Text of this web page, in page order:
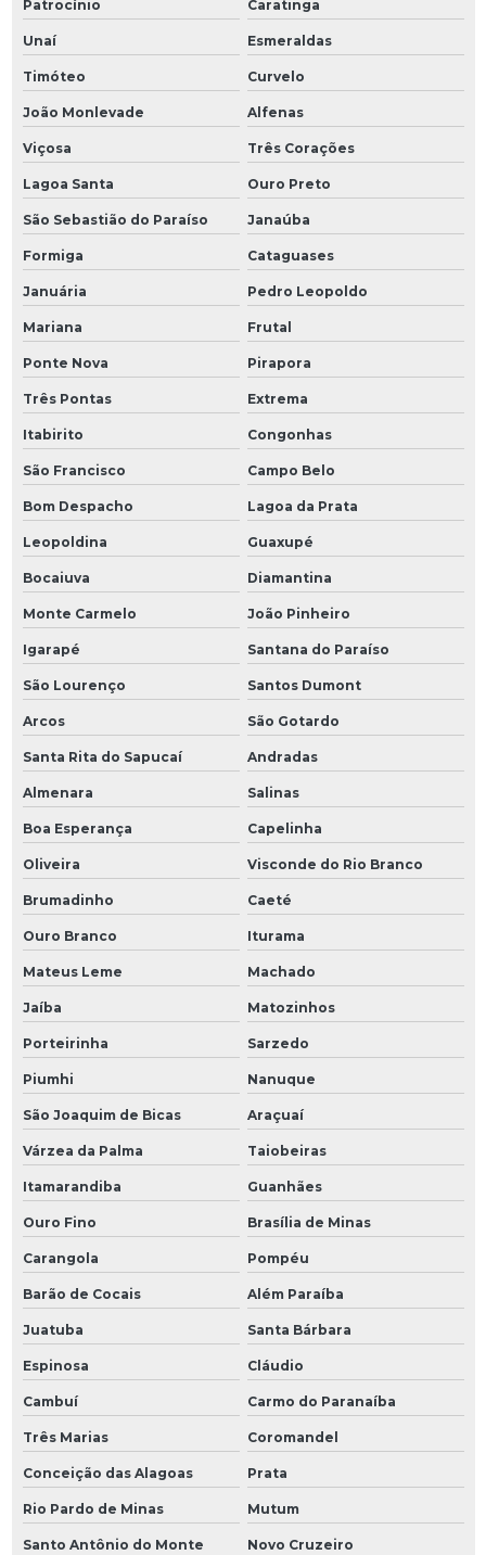
Patrocínio Caratinga
Unaí Esmeraldas
Timóteo Curvelo
João Monlevade Alfenas
Viçosa Três Corações
Lagoa Santa Ouro Preto
São Sebastião do Paraíso Janaúba
Formiga Cataguases
Januária Pedro Leopoldo
Mariana Frutal
Ponte Nova Pirapora
Três Pontas Extrema
Itabirito Congonhas
São Francisco Campo Belo
Bom Despacho Lagoa da Prata
Leopoldina Guaxupé
Bocaiuva Diamantina
Monte Carmelo João Pinheiro
Igarapé Santana do Paraíso
São Lourenço Santos Dumont
Arcos São Gotardo
Santa Rita do Sapucaí Andradas
Almenara Salinas
Boa Esperança Capelinha
Oliveira Visconde do Rio Branco
Brumadinho Caeté
Ouro Branco Iturama
Mateus Leme Machado
Jaíba Matozinhos
Porteirinha Sarzedo
Piumhi Nanuque
São Joaquim de Bicas Araçuaí
Várzea da Palma Taiobeiras
Itamarandiba Guanhães
Ouro Fino Brasília de Minas
Carangola Pompéu
Barão de Cocais Além Paraíba
Juatuba Santa Bárbara
Espinosa Cláudio
Cambuí Carmo do Paranaíba
Três Marias Coromandel
Conceição das Alagoas Prata
Rio Pardo de Minas Mutum
Santo Antônio do Monte Novo Cruzeiro